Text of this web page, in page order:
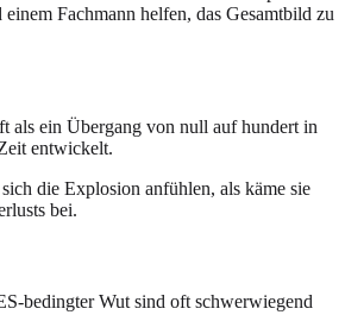
Fachmann helfen, das Gesamtbild zu
als ein Übergang von null auf hundert in
entwickelt.
die Explosion anfühlen, als käme sie
bei.
bedingter Wut sind oft schwerwiegend